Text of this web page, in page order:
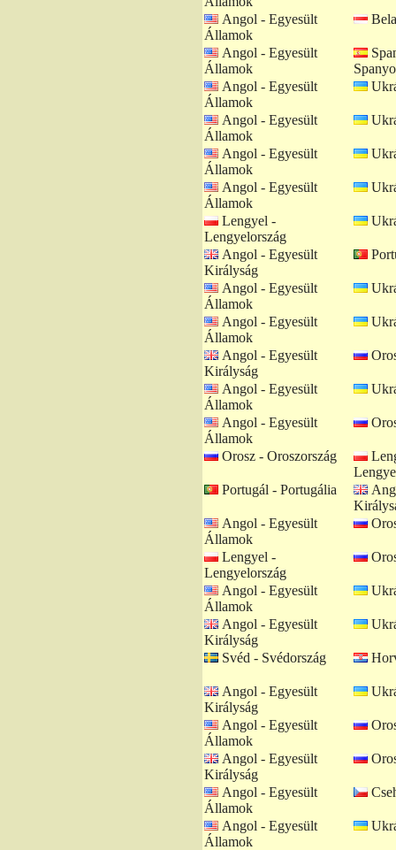
Angol - Egyesült
Államok
Angol - Egyesült
Államok
Angol - Egyesült
Államok
Angol - Egyesült
Államok
Angol - Egyesült
Államok
Angol - Egyesült
Államok
Lengyel -
Lengyelország
Angol - Egyesült
Királyság
Angol - Egyesült
Államok
Angol - Egyesült
Államok
Angol - Egyesült
Királyság
Angol - Egyesült
Államok
Angol - Egyesült
Államok
Orosz - Oroszország
Portugál - Portugália
Angol - Egyesült
Államok
Lengyel -
Lengyelország
Angol - Egyesült
Államok
Angol - Egyesült
Királyság
Svéd - Svédország
Angol - Egyesült
Királyság
Angol - Egyesült
Államok
Angol - Egyesült
Királyság
Angol - Egyesült
Államok
Angol - Egyesült
Államok